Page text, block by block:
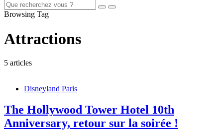
Browsing Tag
Attractions
5 articles
Disneyland Paris
The Hollywood Tower Hotel 10th
Anniversary, retour sur la soirée !